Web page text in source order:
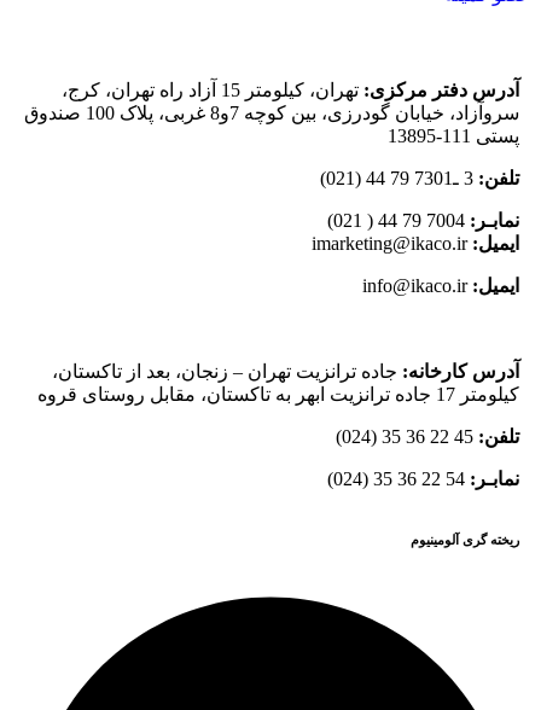
آدرس دفتر مرکزی:
تهران، کیلومتر 15 آزاد راه تهران، کرج،
سروآزاد، خیابان گودرزی، بین کوچه 7و8 غربی، پلاک 100 صندوق
پستی 111-13895
تلفن:3 ـ7301 79 44 (021)
نمابـر:7004 79 44 ( 021)
ایمیل:imarketing@ikaco.ir
ایمیل:info@ikaco.ir
آدرس کارخانه:جاده ترانزیت تهران – زنجان، بعد از تاکستان،
کیلومتر 17 جاده ترانزیت ابهر به تاکستان، مقابل روستای قروه
تلفن:45 22 36 35 (024)
نمابـر:54 22 36 35 (024)
ریخته گری آلومینیوم